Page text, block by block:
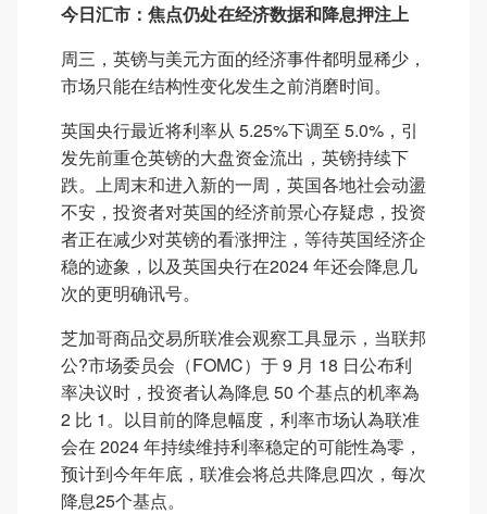
今日汇市：焦点仍处在经济数据和降息押注上
周三，英镑与美元方面的经济事件都明显稀少，
市场只能在结构性变化发生之前消磨时间。
英国央行最近将利率从 5.25%下调至 5.0%，引
发先前重仓英镑的大盘资金流出，英镑持续下
跌。上周末和进入新的一周，英国各地社会动盪
不安，投资者对英国的经济前景心存疑虑，投资
者正在减少对英镑的看涨押注，等待英国经济企
稳的迹象，以及英国央行在2024 年还会降息几
次的更明确讯号。
芝加哥商品交易所联准会观察工具显示，当联邦
公?市场委员会（FOMC）于 9 月 18 日公布利
率决议时，投资者认為降息 50 个基点的机率為
2 比 1。以目前的降息幅度，利率市场认為联准
会在 2024 年持续维持利率稳定的可能性為零，
预计到今年年底，联准会将总共降息四次，每次
降息25个基点。